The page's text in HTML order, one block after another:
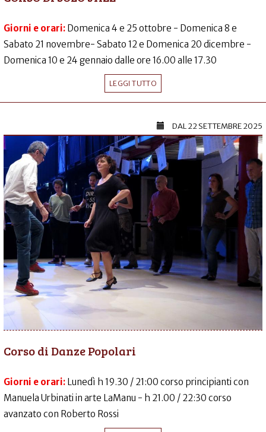
Giorni e orari: Domenica 4 e 25 ottobre - Domenica 8 e
Sabato 21 novembre- Sabato 12 e Domenica 20 dicembre -
Domenica 10 e 24 gennaio dalle ore 16.00 alle 17.30
LEGGI TUTTO
DAL22 SETTEMBRE 2025
Corso di Danze Popolari
Giorni e orari: Lunedì h 19.30 / 21:00 corso principianti con
Manuela Urbinati in arte LaManu - h 21.00 / 22:30 corso
avanzato con Roberto Rossi